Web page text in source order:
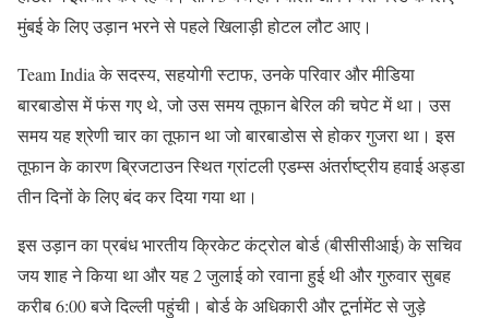
मुंबई के लिए उड़ान भरने से पहले खिलाड़ी होटल लौट आए।
Team India के सदस्य, सहयोगी स्टाफ, उनके परिवार और मीडिया
बारबाडोस में फंस गए थे, जो उस समय तूफान बेरिल की चपेट में था। उस
समय यह श्रेणी चार का तूफान था जो बारबाडोस से होकर गुजरा था। इस
तूफान के कारण ब्रिजटाउन स्थित ग्रांटली एडम्स अंतर्राष्ट्रीय हवाई अड्डा
तीन दिनों के लिए बंद कर दिया गया था।
इस उड़ान का प्रबंध भारतीय क्रिकेट कंट्रोल बोर्ड (बीसीसीआई) के सचिव
जय शाह ने किया था और यह 2 जुलाई को रवाना हुई थी और गुरुवार सुबह
करीब 6:00 बजे दिल्ली पहुंची। बोर्ड के अधिकारी और टूर्नामेंट से जुड़े